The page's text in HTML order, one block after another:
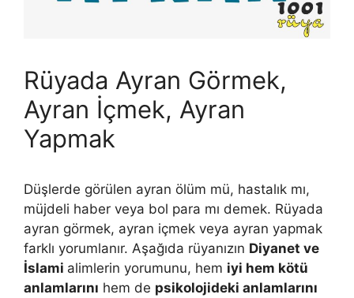
Rüyada Ayran Görmek,
Ayran İçmek, Ayran
Yapmak
Düşlerde görülen ayran ölüm mü, hastalık mı,
müjdeli haber veya bol para mı demek. Rüyada
ayran görmek, ayran içmek veya ayran yapmak
farklı yorumlanır. Aşağıda rüyanızın Diyanet ve
İslami alimlerin yorumunu, hem iyi hem kötü
anlamlarını hem de psikolojideki anlamlarını